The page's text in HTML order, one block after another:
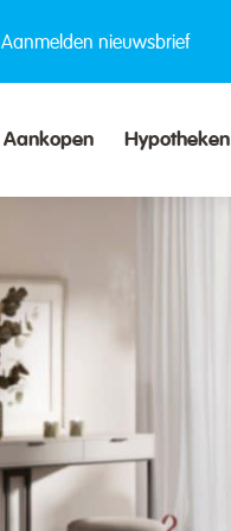
Aanmelden nieuwsbrief
Aankopen Hypotheken